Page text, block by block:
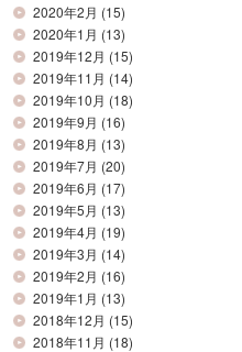
2020年2月 (15)
2020年1月 (13)
2019年12月 (15)
2019年11月 (14)
2019年10月 (18)
2019年9月 (16)
2019年8月 (13)
2019年7月 (20)
2019年6月 (17)
2019年5月 (13)
2019年4月 (19)
2019年3月 (14)
2019年2月 (16)
2019年1月 (13)
2018年12月 (15)
2018年11月 (18)